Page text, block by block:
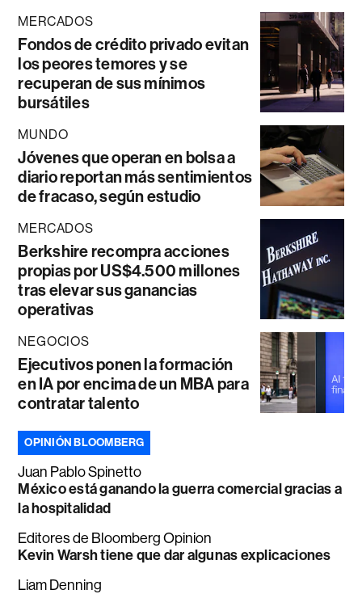
MERCADOS
Fondos de crédito privado evitan
los peores temores y se
recuperan de sus mínimos
bursátiles
MUNDO
Jóvenes que operan en bolsa a
diario reportan más sentimientos
de fracaso, según estudio
MERCADOS
Berkshire recompra acciones
propias por US$4.500 millones
tras elevar sus ganancias
operativas
NEGOCIOS
Ejecutivos ponen la formación
en IA por encima de un MBA para
contratar talento
OPINIÓN BLOOMBERG
Juan Pablo Spinetto
México está ganando la guerra comercial gracias a
la hospitalidad
Editores de Bloomberg Opinion
Kevin Warsh tiene que dar algunas explicaciones
Liam Denning